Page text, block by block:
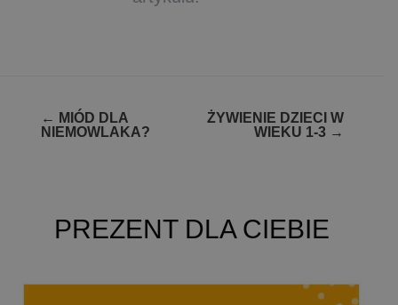
Zobacz
wpisy
← MIÓD DLA
NIEMOWLAKA?
ŻYWIENIE DZIECI W
WIEKU 1-3 →
PREZENT DLA CIEBIE